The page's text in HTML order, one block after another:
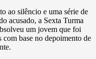
ao silêncio e uma série de
acusado, a Sexta Turma
um jovem que foi
com base no depoimento de